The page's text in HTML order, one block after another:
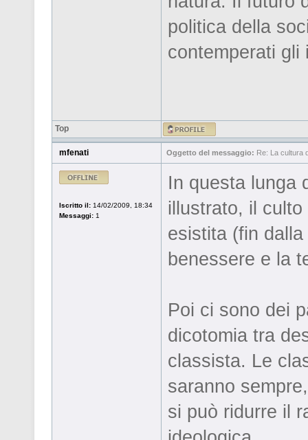
politica della
contemperati
Top
mfenati Oggetto del messaggio: Re: La cultura
Iscritto il: 14/02/2009, 18:34
Messaggi: 1
In questa lunga
illustrato, il
esistita (fin
benessere e la
Poi ci sono dei
dicotomia tra
classista. Le
saranno
si può ridurre il